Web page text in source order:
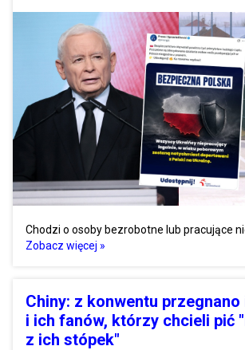
Chodzi o osoby bezrobotne lub pracujące
Zobacz więcej »
Chiny: z konwentu
i ich fanów, którzy chcieli pić
z ich stópek"